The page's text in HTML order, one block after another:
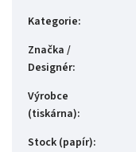
Kategorie:
Značka /
Designér:
Výrobce
(tiskárna):
Stock (papír):